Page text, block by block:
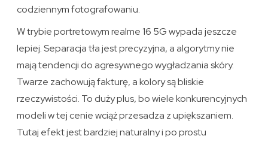
codziennym fotografowaniu.
W trybie portretowym realme 16 5G wypada jeszcze
lepiej. Separacja tła jest precyzyjna, a algorytmy nie
mają tendencji do agresywnego wygładzania skóry.
Twarze zachowują fakturę, a kolory są bliskie
rzeczywistości. To duży plus, bo wiele konkurencyjnych
modeli w tej cenie wciąż przesadza z upiększaniem.
Tutaj efekt jest bardziej naturalny i po prostu